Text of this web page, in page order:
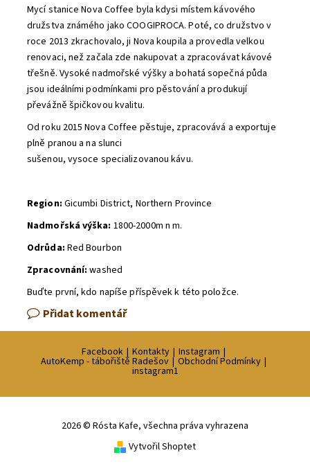
Mycí stanice Nova Coffee byla kdysi místem kávového
družstva známého jako COOGIPROCA. Poté, co družstvo v
roce 2013 zkrachovalo, ji Nova koupila a provedla velkou
renovaci, než začala zde nakupovat a zpracovávat kávové
třešně. Vysoké nadmořské výšky a bohatá sopečná půda
jsou ideálními podmínkami pro pěstování a produkují
převážně špičkovou kvalitu.
Od roku 2015 Nova Coffee pěstuje, zpracovává a exportuje
plně pranou a na slunci
sušenou, vysoce specializovanou kávu.
Region: Gicumbi District, Northern Province
Nadmořská výška: 1800-2000m n m.
Odrůda: Red Bourbon
Zpracovnání:washed
Buďte první, kdo napíše příspěvek k této položce.
Přidat komentář
Facebook | Kontakty | Instagram |
AutoKemp - tábořiště Radešov | Obchodní Podmínky |
instagram1
2026 © Rósta Kafe, všechna práva vyhrazena
Vytvořil Shoptet